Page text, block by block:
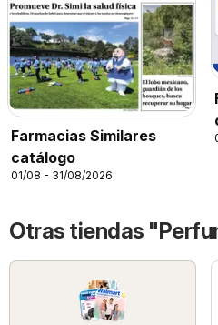
Farmacias Similares
catálogo
01/08 - 31/08/2026
Otras tiendas